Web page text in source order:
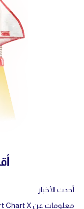
أحدث الأخبار
معلومات عن Smart Chart X